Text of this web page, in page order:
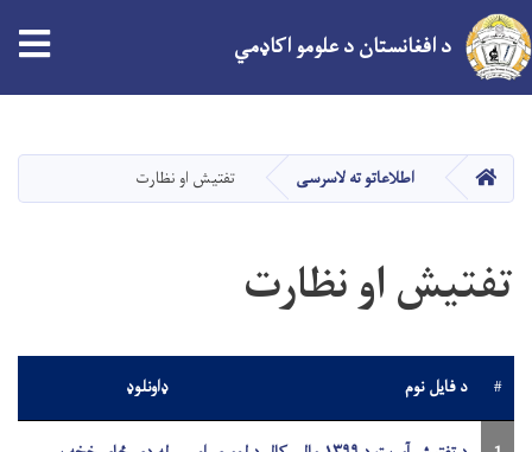
دانګل
د افغانستان د علومو اکاډمي
کور اطلاعاتو ته لاسرسی تفتیش او نظارت
تفتیش او نظارت
# د فایل نوم ډاونلوډ